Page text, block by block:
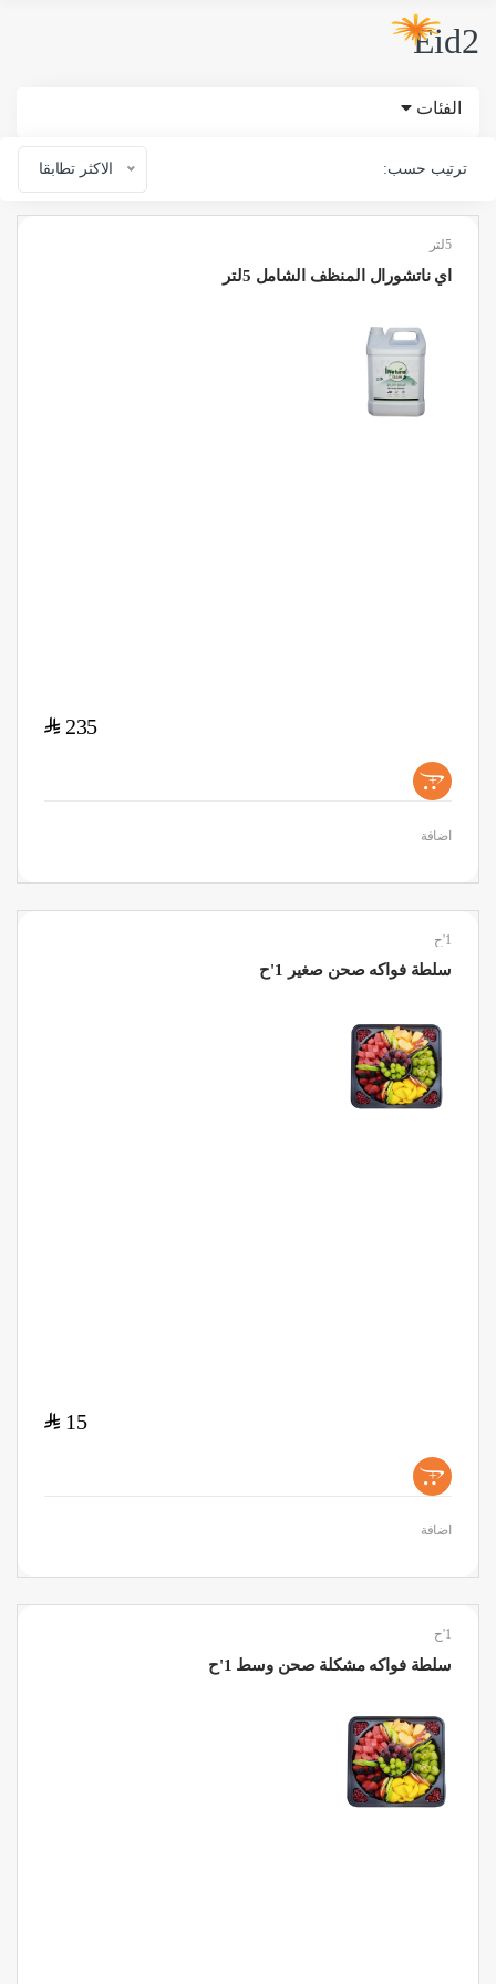
Eid2
الفئات
ترتيب حسب: الاكثر تطابقا
5لتر
اي ناتشورال المنظف الشامل 5لتر
235
$
+
اضافة
1'ح
سلطة فواكه صحن صغير 1'ح
15
$
+
اضافة
1'ح
سلطة فواكه مشكلة صحن وسط 1'ح